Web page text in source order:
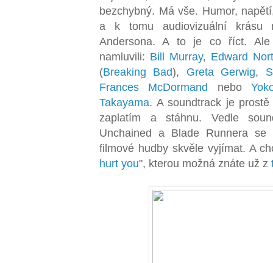
bezchybný. Má vše. Humor,
a k tomu audiovizuální krásu
Andersona. A to je co říct. Ale
namluvili: Bill Murray, Edward
(Breaking Bad), Greta Gerwig,
Frances McDormand nebo
Takayama. A soundtrack je
zaplatím a stáhnu. Vedle
Unchained a Blade Runnera
filmové hudby skvěle vyjímat. A
hurt you", kterou možná znáte už z